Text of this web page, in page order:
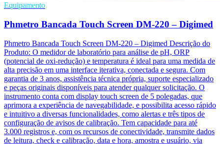
Equipamento
Phmetro Bancada Touch Screen DM-220 – Digimed
Phmetro Bancada Touch Screen DM-220 – Digimed Descrição do
Produto: O medidor de laboratório para análise de pH, ORP
(potencial de oxi-redução) e temperatura é ideal para uma medida de
alta precisão em uma interface iterativa, conectada e segura. Com
garantia de 3 anos, assistência técnica própria, suporte especializado
e peças originais disponíveis para atender qualquer solicitação. O
instrumento conta com display touch screen de 5 polegadas, que
aprimora a experiência de navegabilidade, e possibilita acesso rápido
e intuitivo a diversas funcionalidades, como alertas e três tipos de
configuração de avisos de calibração. Tem capacidade para até
3.000 registros e, com os recursos de conectividade, transmite dados
de leitura, check e calibração, data e hora, amostra e usuário, via